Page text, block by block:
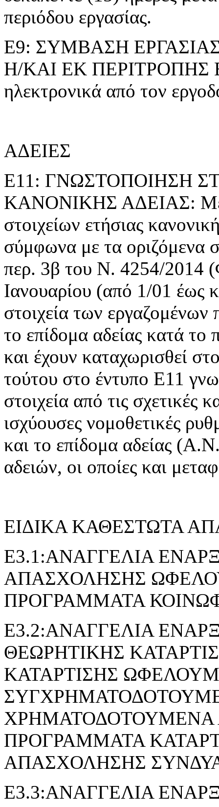
περιόδου εργασίας.
Ε9: ΣΥΜΒΑΣΗ
Η/ΚΑΙ ΕΚ ΠΕΡΙΤΡΟΠΗΣ
ηλεκτρονικά από τον
ΑΔΕΙΕΣ
Ε11: ΓΝΩΣΤΟΠΟΙΗΣΗ
ΚΑΝΟΝΙΚΗΣ ΑΔΕΙΑΣ: Με
στοιχείων ετήσιας
σύμφωνα με τα
περ. 3β του Ν. 4254/2014
Ιανουαρίου (από 1/01 έως
στοιχεία των εργαζομένων
το επίδομα αδείας κατά το
και έχουν καταχωρισθεί
τούτου στο έντυπο Ε11
στοιχεία από τις σχετικές
ισχύουσες νομοθετικές
και το επίδομα αδείας
αδειών, οι οποίες και
ΕΙΔΙΚΑ ΚΑΘΕΣΤΩΤΑ
E3.1:ΑΝΑΓΓΕΛΙΑ
ΑΠΑΣΧΟΛΗΣΗΣ
ΠΡΟΓΡΑΜΜΑΤΑ
Ε3.2:ΑΝΑΓΓΕΛΙΑ
ΘΕΩΡΗΤΙΚΗΣ
ΚΑΤΑΡΤΙΣΗΣ
ΧΡΗΜΑΤΟΔΟΤΟΥΜΕΝΑ
ΠΡΟΓΡΑΜΜΑΤΑ
ΑΠΑΣΧΟΛΗΣΗΣ
Ε3.3:ΑΝΑΓΓΕΛΙΑ